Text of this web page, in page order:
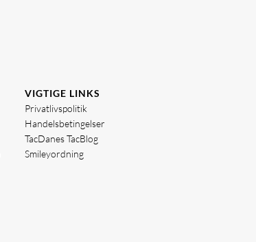
VIGTIGE LINKS
Privatlivspolitik
Handelsbetingelser
TacDanes TacBlog
Smileyordning